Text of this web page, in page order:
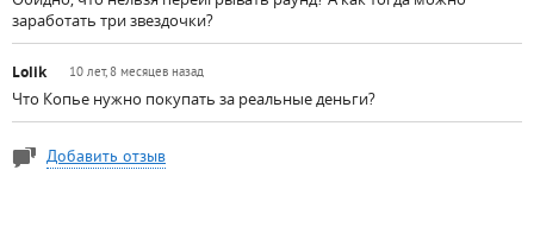
заработать три звездочки?
Lolik 10 лет, 8 месяцев назад
Что Копье нужно покупать за реальные деньги?
Добавить отзыв